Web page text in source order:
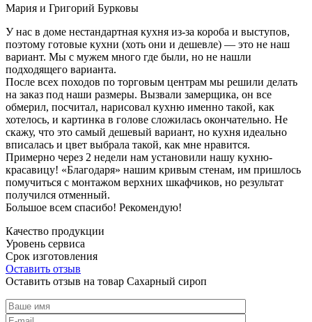
Мария и Григорий Бурковы
У нас в доме нестандартная кухня из-за короба и выступов,
поэтому готовые кухни (хоть они и дешевле) — это не наш
вариант. Мы с мужем много где были, но не нашли
подходящего варианта.
После всех походов по торговым центрам мы решили делать
на заказ под наши размеры. Вызвали замерщика, он все
обмерил, посчитал, нарисовал кухню именно такой, как
хотелось, и картинка в голове сложилась окончательно. Не
скажу, что это самый дешевый вариант, но кухня идеально
вписалась и цвет выбрала такой, как мне нравится.
Примерно через 2 недели нам установили нашу кухню-
красавицу! «Благодаря» нашим кривым стенам, им пришлось
помучиться с монтажом верхних шкафчиков, но результат
получился отменный.
Большое всем спасибо! Рекомендую!
Качество продукции
Уровень сервиса
Срок изготовления
Оставить отзыв
Оставить отзыв на товар Сахарный сироп